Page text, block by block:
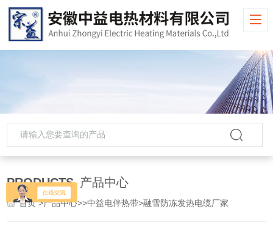
PRODUCTS 产品中心
首页>产品中心>>中益电伴热带>融雪防冻发热电缆厂家